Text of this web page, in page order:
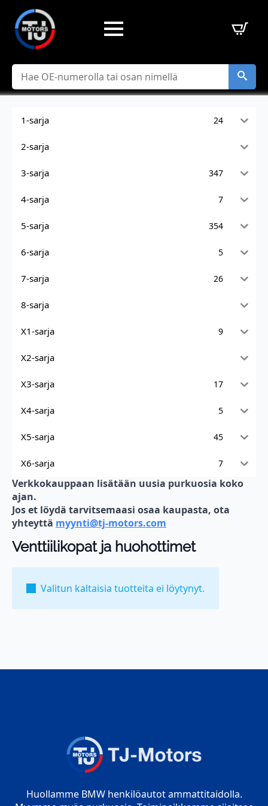
Hae
1-sarja 24
2-sarja
3-sarja 347
4-sarja 7
5-sarja 354
6-sarja 5
7-sarja 26
8-sarja
X1-sarja 9
X2-sarja
X3-sarja 17
X4-sarja 5
X5-sarja 45
X6-sarja 7
Verkkokauppaan lisätään uusia purkuosia koko
ajan.
Jos et löydä tarvitsemaasi osaa kaupasta, ota
yhteyttä myynti@tj-motors.com
Venttiilikopat ja huohottimet
Valitun kaltaisia tuotteita ei löytynyt.
Huollamme BMW henkilöautot ammattitaidolla.